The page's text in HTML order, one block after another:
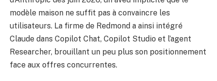
modèle maison ne suffit pas à convaincre les
utilisateurs. La firme de Redmond a ainsi intégré
Claude dans Copilot Chat, Copilot Studio et l’agent
Researcher, brouillant un peu plus son positionnement
face aux offres concurrentes.